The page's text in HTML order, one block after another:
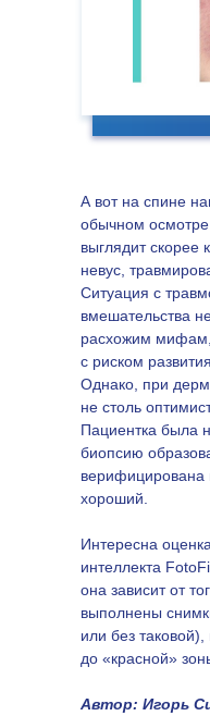
А вот на спине
обычном
выглядит скорее
невус,
Ситуация с
вмешательства
расхожим мифам,
с риском
Однако, при
не столь
Пациентка была
биопсию
хороший.
Интересна
интеллекта
она зависит от
выполнены
или без
до «красной»
Автор: Игорь